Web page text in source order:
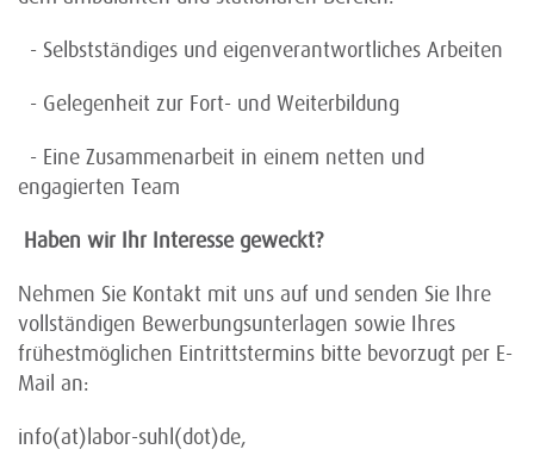
- Selbstständiges und eigenverantwortliches Arbeiten
- Gelegenheit zur Fort- und Weiterbildung
- Eine Zusammenarbeit in einem netten und
engagierten Team
Haben wir Ihr Interesse geweckt?
Nehmen Sie Kontakt mit uns auf und senden Sie Ihre
vollständigen Bewerbungsunterlagen sowie Ihres
frühestmöglichen Eintrittstermins bitte bevorzugt per E-
Mail an:
info(at)labor-suhl(dot)de,